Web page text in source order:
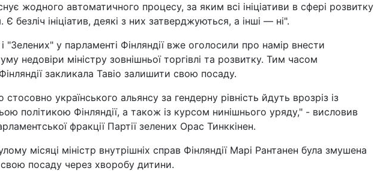
жодного автоматичного процесу, за яким всі ініціативи в сфері розвитку
безліч ініціатив, деякі з них затверджуються, а інші — ні".
"Зелених" у парламенті Фінляндії вже оголосили про намір внести
недовіри міністру зовнішньої торгівлі та розвитку. Тим часом
закликала Тавіо залишити свою посаду.
стосовно українського альянсу за гендерну рівність йдуть врозріз із
політикою Фінляндії, а також із курсом нинішнього уряду," - висловив
фракції Партії зелених Орас Тинккінен.
місяці міністр внутрішніх справ Фінляндії Марі Рантанен була змушена
посаду через хворобу дитини.